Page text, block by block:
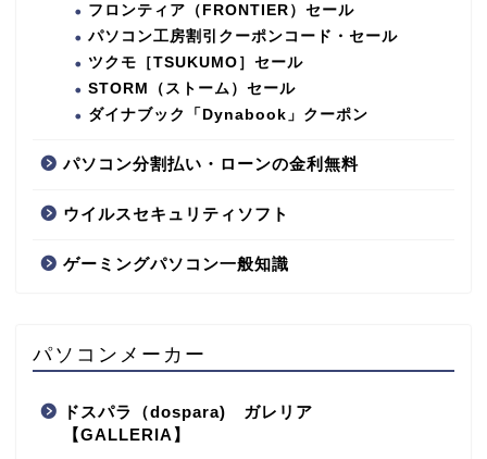
フロンティア（FRONTIER）セール
パソコン工房割引クーポンコード・セール
ツクモ［TSUKUMO］セール
STORM（ストーム）セール
ダイナブック「Dynabook」クーポン
パソコン分割払い・ローンの金利無料
ウイルスセキュリティソフト
ゲーミングパソコン一般知識
パソコンメーカー
ドスパラ（dospara) ガレリア
【GALLERIA】